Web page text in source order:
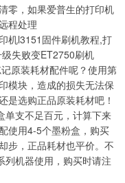
零，如果爱普生的打印机
程处理
机l3151固件刷机教程,打
失败变ET2750刷机
原装耗材配件呢？使用第
模块，造成的损失无法保
是选购正品原装耗材吧！
单支不足百元，计算下来
使用4-5个墨粉盒，购买
步，正品耗材也平价。不
列机器使用，购买时请注